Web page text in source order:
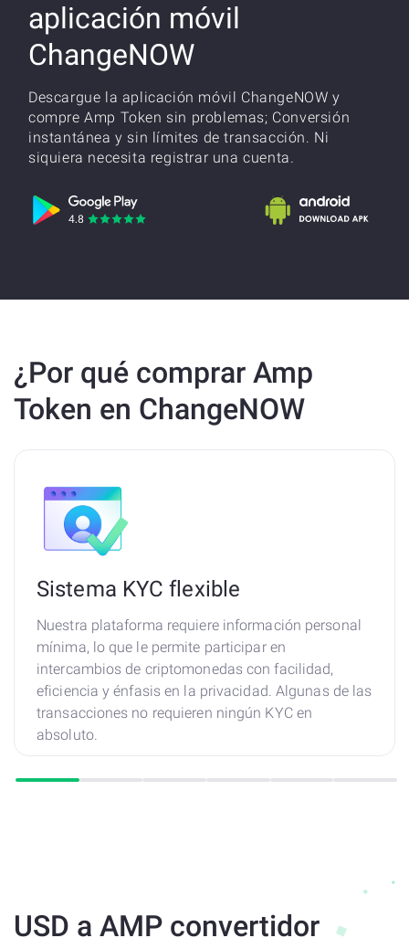
aplicación móvil
ChangeNOW
Descargue la aplicación móvil ChangeNOW y
compre Amp Token sin problemas; Conversión
instantánea y sin límites de transacción. Ni
siquiera necesita registrar una cuenta.
¿Por qué comprar Amp
Token en ChangeNOW
Sistema KYC flexible
Nuestra plataforma requiere información personal
mínima, lo que le permite participar en
intercambios de criptomonedas con facilidad,
eficiencia y énfasis en la privacidad. Algunas de las
transacciones no requieren ningún KYC en
absoluto.
USD a AMP convertidor